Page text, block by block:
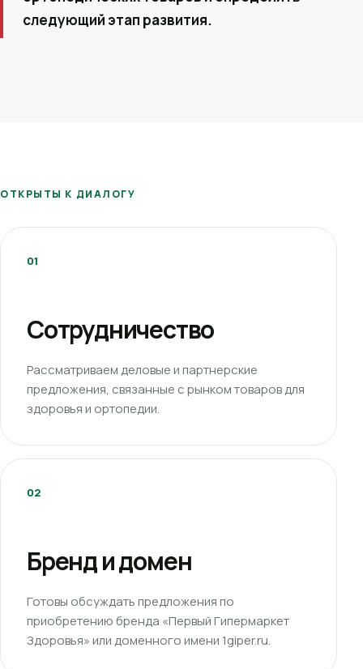
следующий этап развития.
ОТКРЫТЫ К ДИАЛОГУ
01
Сотрудничество
Рассматриваем деловые и партнерские
предложения, связанные с рынком товаров для
здоровья и ортопедии.
02
Бренд и домен
Готовы обсуждать предложения по
приобретению бренда «Первый Гипермаркет
Здоровья» или доменного имени 1giper.ru.